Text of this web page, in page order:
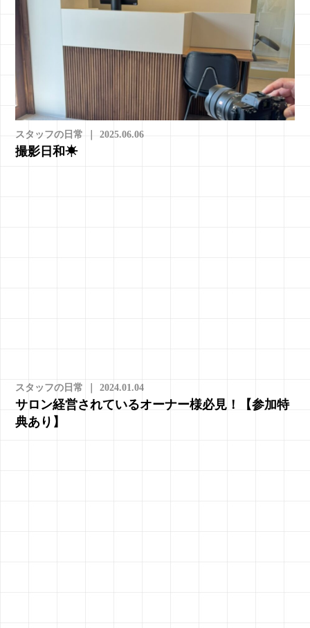
スタッフの日常 2025.06.06
撮影日和☀︎
スタッフの日常 2024.01.04
サロン経営されているオーナー様必見！【参加特
典あり】